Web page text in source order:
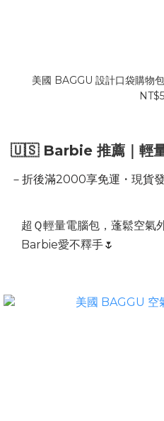
美國 BAGGU 設計口袋購
🇺🇸 Barbie 推薦｜輕
－折後滿2000享免運・現貨
超Ｑ輕量電腦包，蓬鬆空氣
Barbie愛不釋手🌷